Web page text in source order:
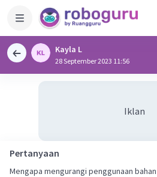
Kayla L
28 September 2023 11:56
Iklan
Pertanyaan
Mengapa mengurangi penggunaan